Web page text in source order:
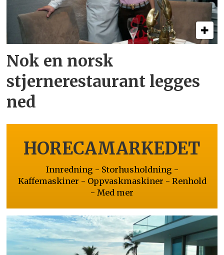
Nok en norsk
stjernerestaurant legges
ned
HORECAMARKEDET
Innredning - Storhusholdning -
Kaffemaskiner - Oppvaskmaskiner - Renhold
- Med mer